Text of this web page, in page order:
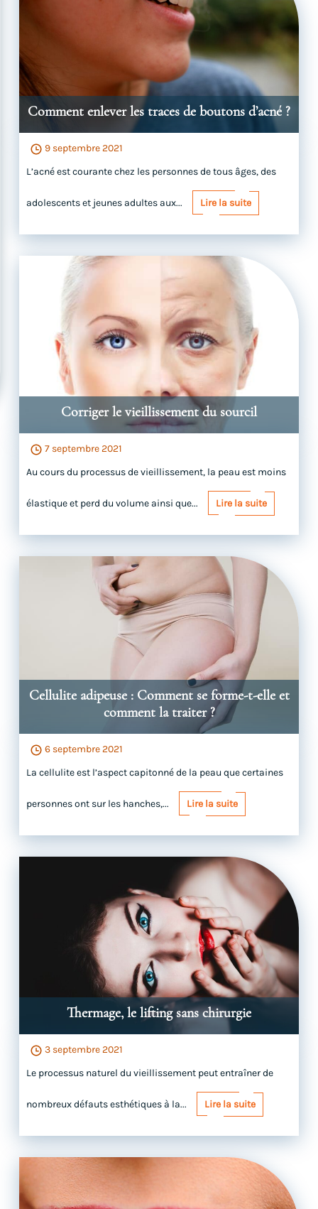
9 septembre 2021
Comment enlever les traces de boutons d’acné ?
L’acné est courante chez les personnes de tous âges, des
adolescents et jeunes adultes aux... Lire la suite
7 septembre 2021
Corriger le vieillissement du sourcil
Au cours du processus de vieillissement, la peau est moins
élastique et perd du volume ainsi que... Lire la suite
6 septembre 2021
Cellulite adipeuse : Comment se forme-t-elle et
comment la traiter ?
La cellulite est l’aspect capitonné de la peau que certaines
personnes ont sur les hanches,... Lire la suite
3 septembre 2021
Thermage, le lifting sans chirurgie
Le processus naturel du vieillissement peut entraîner de
nombreux défauts esthétiques à la... Lire la suite